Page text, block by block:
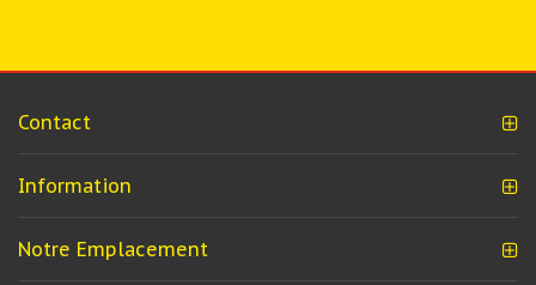
Contact
Information
Notre Emplacement